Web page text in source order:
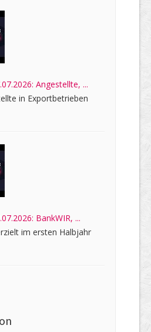
Angestellte, ...
in Exportbetrieben
BankWIR, ...
im ersten Halbjahr